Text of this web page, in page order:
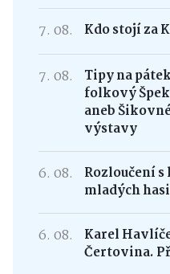
7. 08. Kdo stojí za
7. 08.
Tipy na
folkový
aneb
výstavy
6. 08.
Rozloučení
mladých
6. 08.
Karel
Čertovina.